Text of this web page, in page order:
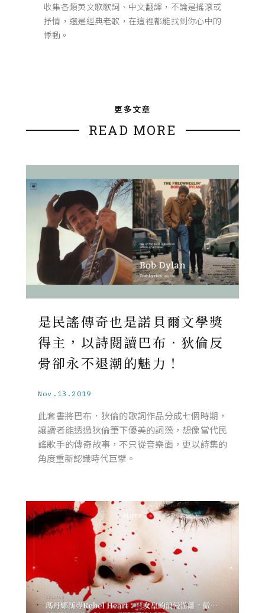
收集各類英文歌歌詞、中文翻譯，不論是搖滾或
抒情，還是經典老歌，在這裡都能找到你心中的
悸動。
更多文章
READ MORE
是民謠傳奇也是諾貝爾文學獎
得主，以詩閱讀巴布．狄倫反
骨卻永不退潮的魅力！
Nov.13.2019
此套書將巴布．狄倫的歌詞作品分成七個時期，
讓讀者能透過狄倫筆下優美的詞藻，想像當代民
謠歌手的傳奇故事，不只從音樂面，更以詩集的
角度重新認識時代巨擘。